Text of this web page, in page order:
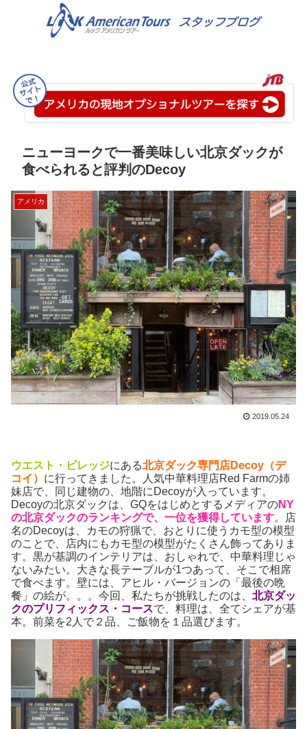
ニューヨークで一番美味しい北京ダックが
食べられると評判のDecoy
アメリカ
2019.05.24
ウエスト・ビレッジにある北京ダック専門店Decoy（デ
コイ） に行ってきました。人気中華料理店Red Farmの姉
妹店で、同じ建物の、地階にDecoyが入っています。
Decoyの北京ダックは、GQをはじめとするメディアのNY
の北京ダックのランキングで、一位を獲得しています。店
名のDecoyは、カモの狩猟で、おとりに使うカモ型の模型
のことで、店内にもカモ型の模型がたくさん飾ってありま
す。黒が基調のインテリアは、おしゃれで、中華料理じゃ
ないみたい。大きな長テーブルが1つあって、そこで相席
で食べます。壁には、アヒル・バージョンの「最後の晩
餐」の絵が。。。今回、私たちが挑戦したのは、 北京ダッ
クのプリフィックス・コースで、料理は、全てシェアが基
本。前菜を2人で２品、ご飯物を１品選びます。